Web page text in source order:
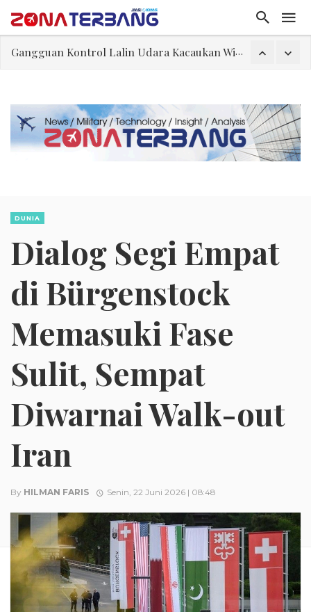
Gangguan Kontrol Lalin Udara Kacaukan Widwest
Dua Pesawat Nyaris Tabrakan di Haneda
Trump Batasi Hak Kewarganegaraan Lewat Kelahiran dan Larang “Wisata Bersalin”
Menhan Sjafrie Sjamsoeddin Tinjau Kesiapan Operasional Skadron Udara 12 di Lanud Roesmin Nurjadin Pekanbaru
DUNIA
Dialog Segi Empat
di Bürgenstock
Memasuki Fase
Sulit, Sempat
Diwarnai Walk-out
Iran
By HILMAN FARIS Senin, 22 Juni 2026 | 08:48